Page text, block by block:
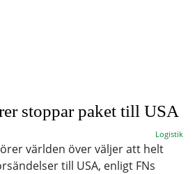
stoppar paket till USA
Logistik
världen över väljer att helt
till USA, enligt FNs